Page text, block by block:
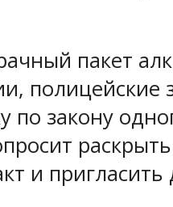
пакет
полицейские
по закону
и